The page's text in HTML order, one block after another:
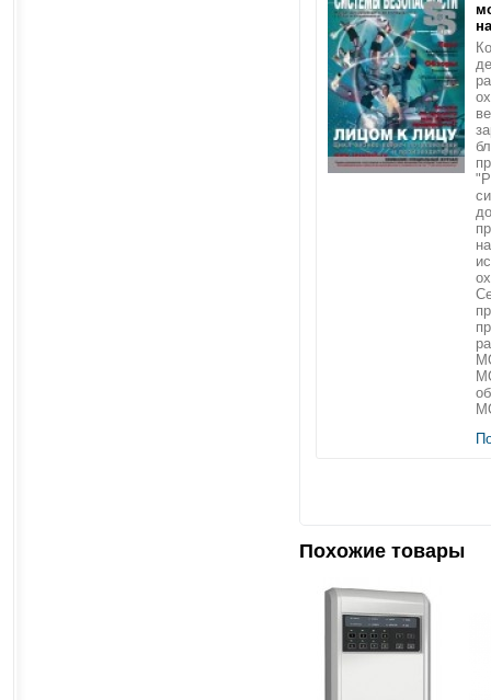
Похожие товары